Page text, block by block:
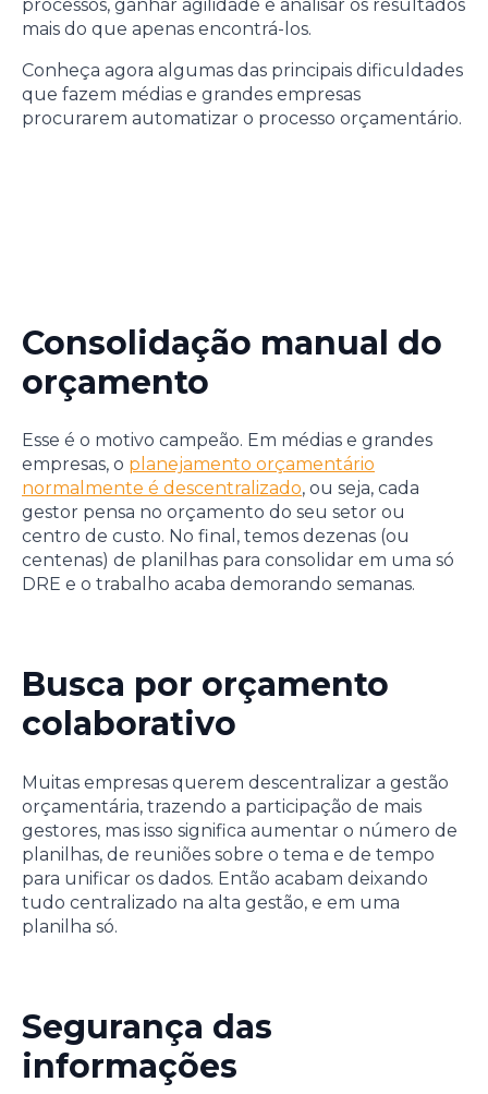
processos, ganhar agilidade e analisar os resultados
mais do que apenas encontrá-los.
Conheça agora algumas das principais dificuldades
que fazem médias e grandes empresas
procurarem automatizar o processo orçamentário.
Consolidação manual do
orçamento
Esse é o motivo campeão. Em médias e grandes
empresas, o planejamento orçamentário
normalmente é descentralizado, ou seja, cada
gestor pensa no orçamento do seu setor ou
centro de custo. No final, temos dezenas (ou
centenas) de planilhas para consolidar em uma só
DRE e o trabalho acaba demorando semanas.
Busca por orçamento
colaborativo
Muitas empresas querem descentralizar a gestão
orçamentária, trazendo a participação de mais
gestores, mas isso significa aumentar o número de
planilhas, de reuniões sobre o tema e de tempo
para unificar os dados. Então acabam deixando
tudo centralizado na alta gestão, e em uma
planilha só.
Segurança das
informações